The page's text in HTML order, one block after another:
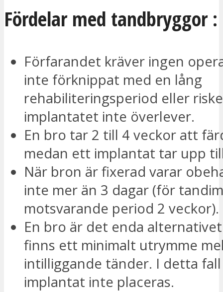
Fördelar med tandbryggor :
Förfarandet kräver ingen
inte förknippat med en lång
rehabiliteringsperiod eller
implantatet inte överlever.
En bro tar 2 till 4 veckor att
medan ett implantat tar upp
När bron är fixerad varar
inte mer än 3 dagar (för
motsvarande period 2 veckor).
En bro är det enda
finns ett minimalt utrymme
intilliggande tänder. I detta
implantat inte placeras.